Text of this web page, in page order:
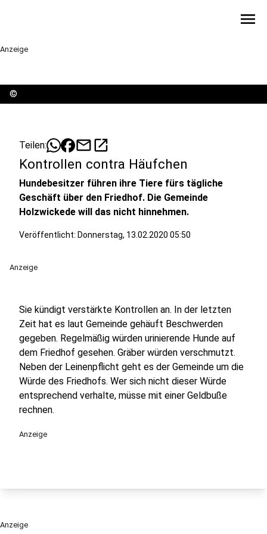
menu
Anzeige
©
Teilen: mailopen_in_new
Kontrollen contra Häufchen
Hundebesitzer führen ihre Tiere fürs tägliche
Geschäft über den Friedhof. Die Gemeinde
Holzwickede will das nicht hinnehmen.
Veröffentlicht: Donnerstag, 13.02.2020 05:50
Anzeige
Sie kündigt verstärkte Kontrollen an. In der letzten
Zeit hat es laut Gemeinde gehäuft Beschwerden
gegeben. Regelmäßig würden urinierende Hunde auf
dem Friedhof gesehen. Gräber würden verschmutzt.
Neben der Leinenpflicht geht es der Gemeinde um die
Würde des Friedhofs. Wer sich nicht dieser Würde
entsprechend verhalte, müsse mit einer Geldbuße
rechnen.
Anzeige
Anzeige